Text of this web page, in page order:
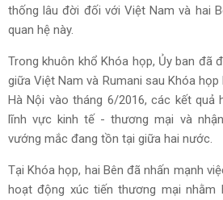
thống lâu đời đối với Việt Nam và hai
quan hệ này.
Trong khuôn khổ Khóa họp, Ủy ban đã
giữa Việt Nam và Rumani sau Khóa
Hà Nội vào tháng 6/2016, các kết
lĩnh vực kinh tế - thương mại và
vướng mắc đang tồn tại giữa hai nước.
Tại Khóa họp, hai Bên đã nhấn mạnh
hoạt động xúc tiến thương mại nhằm